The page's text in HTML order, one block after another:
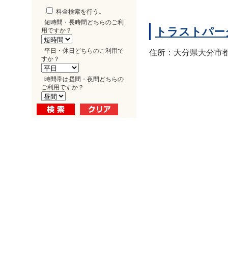
料金検索を行う。
短時間・長時間どちらのご利
用ですか？
平日・休日どちらのご利用で
すか？
時間帯は昼間・夜間どちらの
ご利用ですか？
トラストパ
住所：大分県大分市